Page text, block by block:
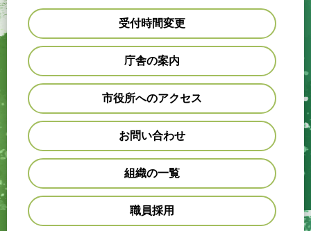
受付時間変更
庁舎の案内
市役所へのアクセス
お問い合わせ
組織の一覧
職員採用